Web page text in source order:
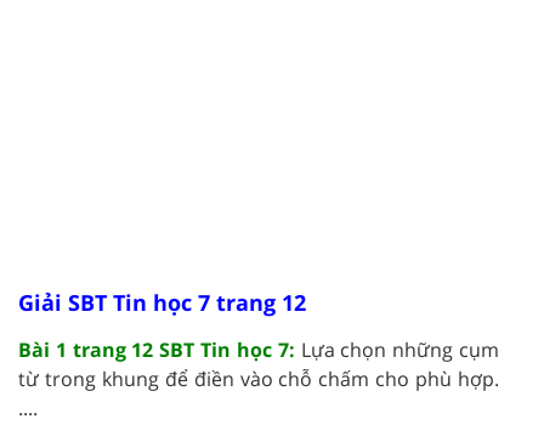
Giải SBT Tin học 7 trang 12
Bài 1 trang 12 SBT Tin học 7: Lựa chọn những cụm
từ trong khung để điền vào chỗ chấm cho phù hợp.
....